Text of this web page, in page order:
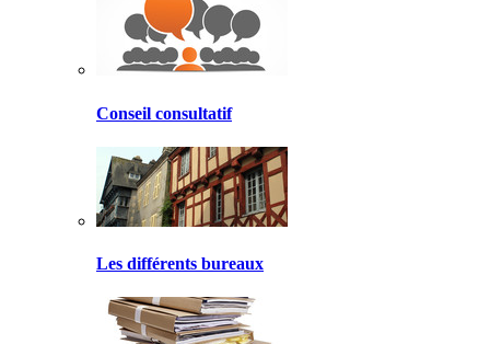
Conseil consultatif
Les différents bureaux